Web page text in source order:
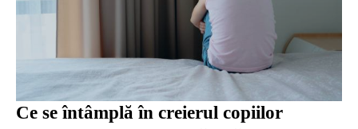
Ce se întâmplă în creierul copiilor